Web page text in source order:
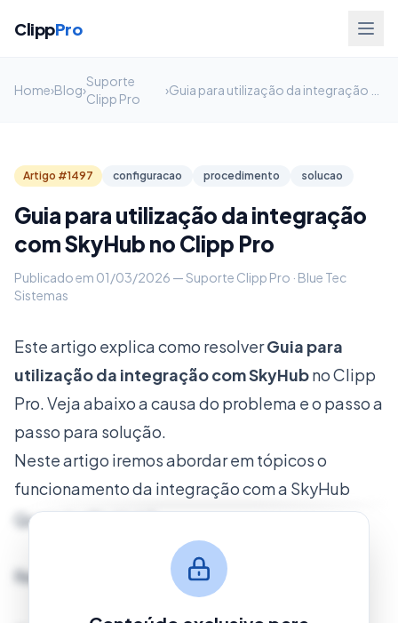
ClippPro
Home›Blog›
Suporte
Clipp Pro
›
Artigo #1497 configuracao procedimento solucao
Guia para utilização da integração
com SkyHub no Clipp Pro
Publicado em 01/03/2026 — Suporte Clipp Pro · Blue Tec
Sistemas
Este artigo explica como resolverGuia para
utilização da integração com SkyHubno Clipp
Pro. Veja abaixo a causa do problema e o passo a
passo para solução.
Neste artigo iremos abordar em tópicos o
funcionamento da integração com a SkyHub
Quem é a SkyHub?
Requisitos para vender no B2W Marketplace